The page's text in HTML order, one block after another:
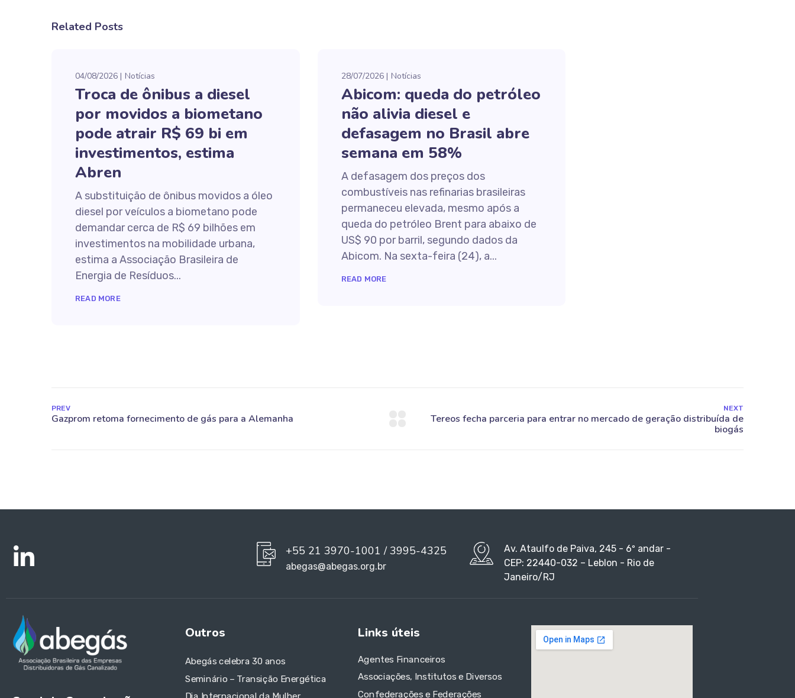
Related Posts
04/08/2026 Notícias
Troca de ônibus a diesel
por movidos a biometano
pode atrair R$ 69 bi em
investimentos, estima
Abren
A substituição de ônibus movidos a óleo
diesel por veículos a biometano pode
demandar cerca de R$ 69 bilhões em
investimentos na mobilidade urbana,
estima a Associação Brasileira de
Energia de Resíduos...
READ MORE
28/07/2026 Notícias
Abicom: queda do petróleo
não alivia diesel e
defasagem no Brasil abre
semana em 58%
A defasagem dos preços dos
combustíveis nas refinarias brasileiras
permaneceu elevada, mesmo após a
queda do petróleo Brent para abaixo de
US$ 90 por barril, segundo dados da
Abicom. Na sexta-feira (24), a...
READ MORE
PREV NEXT
+55 21 3970-1001 / 3995-4325
abegas@abegas.org.br
Av. Ataulfo de Paiva, 245 - 6º andar -
CEP: 22440-032 – Leblon - Rio de
Janeiro/RJ
Outros
Abegás celebra 30 anos
Seminário – Transição Energética
Links úteis
Agentes Financeiros
Associações, Institutos e Diversos
Confederações e Federações